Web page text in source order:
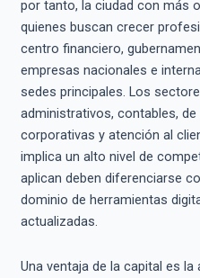
por tanto, la ciudad con más
quienes buscan crecer
centro financiero,
empresas nacionales e
sedes principales. Los
administrativos, contables,
corporativas y atención al
implica un alto nivel de
aplican deben diferenciarse
dominio de herramientas
actualizadas.
Una ventaja de la capital es